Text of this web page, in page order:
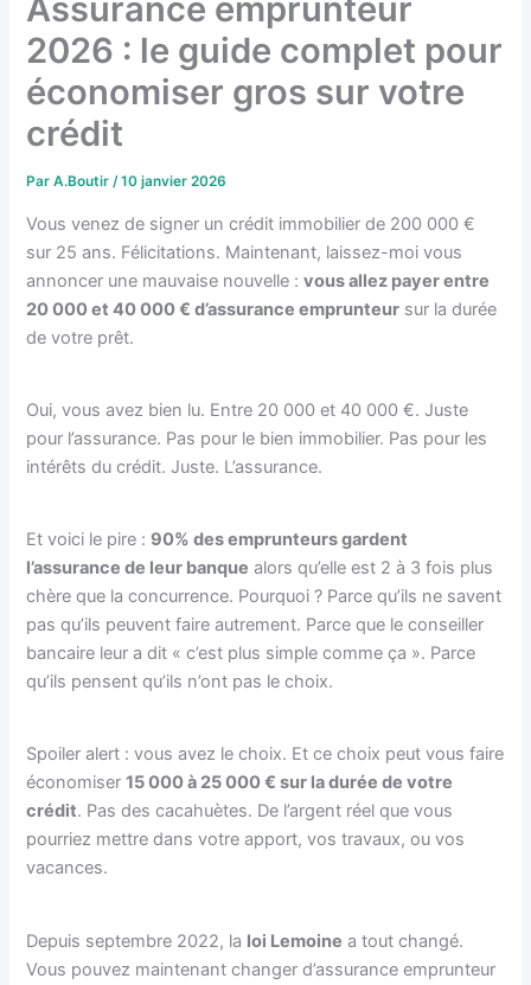
Assurance emprunteur
2026 : le guide complet pour
économiser gros sur votre
crédit
ParA.Boutir/10 janvier 2026
Vous venez de signer un crédit immobilier de 200 000 €
sur 25 ans. Félicitations. Maintenant, laissez-moi vous
annoncer une mauvaise nouvelle :vous allez payer entre
20 000 et 40 000 € d’assurance emprunteur sur la durée
de votre prêt.
Oui, vous avez bien lu. Entre 20 000 et 40 000 €. Juste
pour l’assurance. Pas pour le bien immobilier. Pas pour les
intérêts du crédit. Juste. L’assurance.
Et voici le pire : 90% des emprunteurs gardent
l’assurance de leur banque alors qu’elle est 2 à 3 fois plus
chère que la concurrence. Pourquoi ? Parce qu’ils ne savent
pas qu’ils peuvent faire autrement. Parce que le conseiller
bancaire leur a dit « c’est plus simple comme ça ». Parce
qu’ils pensent qu’ils n’ont pas le choix.
Spoiler alert : vous avez le choix. Et ce choix peut vous faire
économiser15 000 à 25 000 € sur la durée de votre
crédit. Pas des cacahuètes. De l’argent réel que vous
pourriez mettre dans votre apport, vos travaux, ou vos
vacances.
Depuis septembre 2022, la loi Lemoine a tout changé.
Vous pouvez maintenant changer d’assurance emprunteur